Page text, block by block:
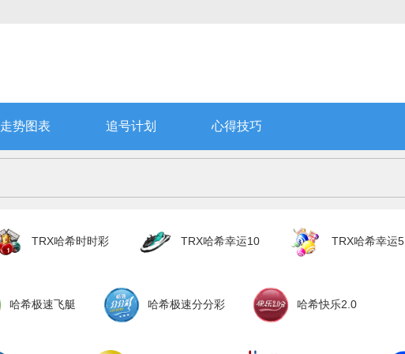
走势图表 追号计划 心得技巧
TRX哈希时时彩 TRX哈希幸运10 TRX哈希幸运5
哈希极速飞艇 哈希极速分分彩 哈希快乐2.0